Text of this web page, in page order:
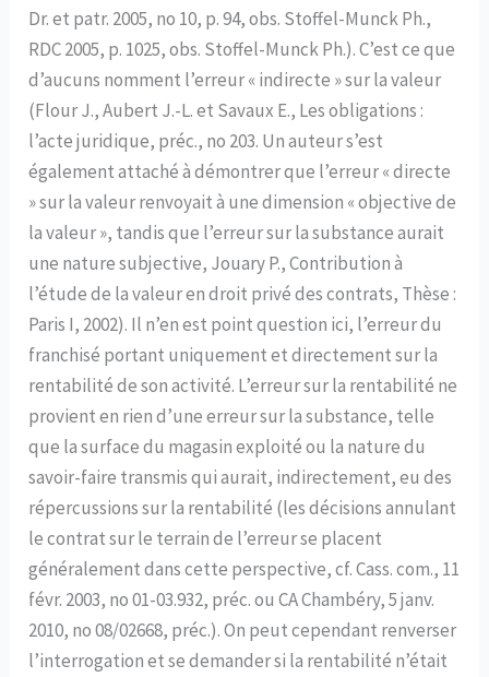
Dr. et patr. 2005, no 10, p. 94, obs. Stoffel-Munck Ph.,
RDC 2005, p. 1025, obs. Stoffel-Munck Ph.). C’est ce que
d’aucuns nomment l’erreur « indirecte » sur la valeur
(Flour J., Aubert J.-L. et Savaux E., Les obligations :
l’acte juridique, préc., no 203. Un auteur s’est
également attaché à démontrer que l’erreur « directe
» sur la valeur renvoyait à une dimension « objective de
la valeur », tandis que l’erreur sur la substance aurait
une nature subjective, Jouary P., Contribution à
l’étude de la valeur en droit privé des contrats, Thèse :
Paris I, 2002). Il n’en est point question ici, l’erreur du
franchisé portant uniquement et directement sur la
rentabilité de son activité. L’erreur sur la rentabilité ne
provient en rien d’une erreur sur la substance, telle
que la surface du magasin exploité ou la nature du
savoir-faire transmis qui aurait, indirectement, eu des
répercussions sur la rentabilité (les décisions annulant
le contrat sur le terrain de l’erreur se placent
généralement dans cette perspective, cf. Cass. com., 11
févr. 2003, no 01-03.932, préc. ou CA Chambéry, 5 janv.
2010, no 08/02668, préc.). On peut cependant renverser
l’interrogation et se demander si la rentabilité n’était